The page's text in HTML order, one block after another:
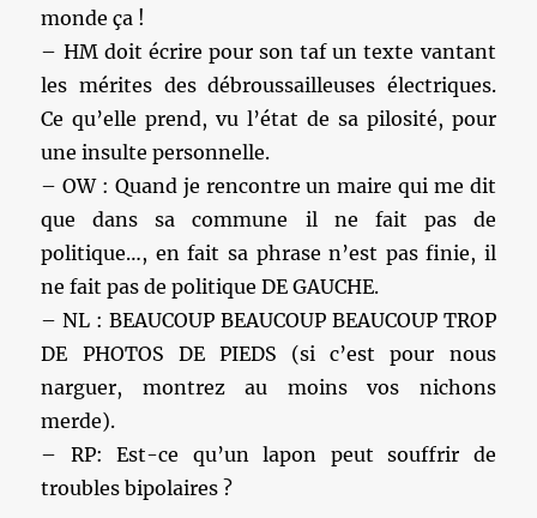
monde ça !
– HM doit écrire pour son taf un texte vantant
les mérites des débroussailleuses électriques.
Ce qu’elle prend, vu l’état de sa pilosité, pour
une insulte personnelle.
– OW : Quand je rencontre un maire qui me dit
que dans sa commune il ne fait pas de
politique…, en fait sa phrase n’est pas finie, il
ne fait pas de politique DE GAUCHE.
– NL : BEAUCOUP BEAUCOUP BEAUCOUP TROP
DE PHOTOS DE PIEDS (si c’est pour nous
narguer, montrez au moins vos nichons
merde).
– RP: Est-ce qu’un lapon peut souffrir de
troubles bipolaires ?